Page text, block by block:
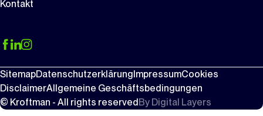
Kontakt
SitemapDatenschutzerklärung ImpressumCookies
DisclaimerAllgemeine Geschäftsbedingungen
© Kroftman - All rights reserved By Digital Layers